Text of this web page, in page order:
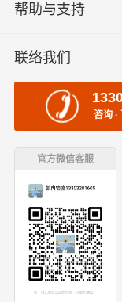
帮助与支持
联络我们
咨询 ·
官方微信客服